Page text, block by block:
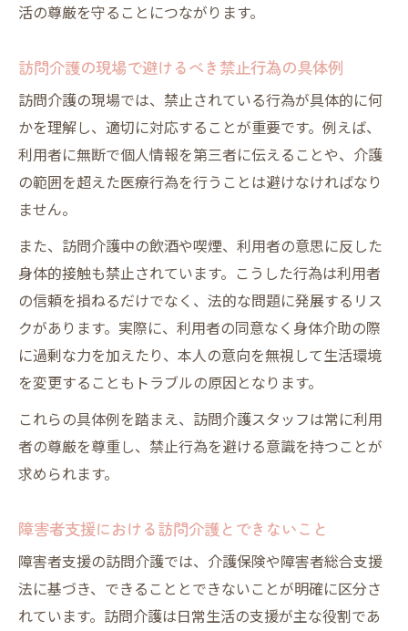
活の尊厳を守ることにつながります。
訪問介護の現場で避けるべき禁止行為の具体例
訪問介護の現場では、禁止されている行為が具体的に何
かを理解し、適切に対応することが重要です。例えば、
利用者に無断で個人情報を第三者に伝えることや、介護
の範囲を超えた医療行為を行うことは避けなければなり
ません。
また、訪問介護中の飲酒や喫煙、利用者の意思に反した
身体的接触も禁止されています。こうした行為は利用者
の信頼を損ねるだけでなく、法的な問題に発展するリス
クがあります。実際に、利用者の同意なく身体介助の際
に過剰な力を加えたり、本人の意向を無視して生活環境
を変更することもトラブルの原因となります。
これらの具体例を踏まえ、訪問介護スタッフは常に利用
者の尊厳を尊重し、禁止行為を避ける意識を持つことが
求められます。
障害者支援における訪問介護とできないこと
障害者支援の訪問介護では、介護保険や障害者総合支援
法に基づき、できることとできないことが明確に区分さ
れています。訪問介護は日常生活の支援が主な役割であ